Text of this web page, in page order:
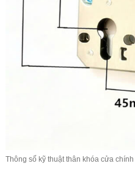
Thông số kỹ thuật thân khóa cửa chính